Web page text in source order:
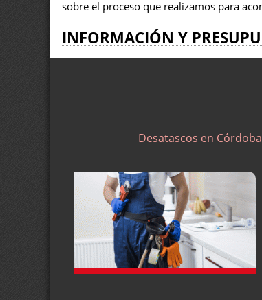
sobre el proceso que realizamos para
INFORMACIÓN Y
Desatascos en Córdoba